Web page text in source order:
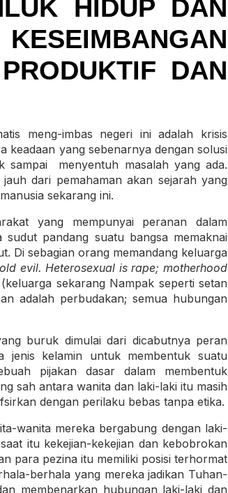
HIDUP DAN
DAN
meng-imbas negeri ini adalah krisis
keadaan yang sebenarnya dengan solusi
sampai menyentuh masalah yang ada.
dari pemahaman akan sejarah yang
sekarang ini.
yang mempunyai peranan dalam
pandang suatu bangsa memaknai
Di sebagian orang memandang keluarga
evil. Heterosexual is rape; motherhood
(keluarga sekarang Nampak seperti setan
adalah perbudakan; semua hubungan
buruk dimulai dari dicabutnya peran
jenis kelamin untuk membentuk suatu
pijakan dasar dalam membentuk
sah antara wanita dan laki-laki itu masih
dengan perilaku bebas tanpa etika.
wanita mereka bergabung dengan laki-
itu kekejian-kekejian dan kebobrokan
para pezina itu memiliki posisi terhormat
berhala yang mereka jadikan Tuhan-
membenarkan hubungan laki-laki dan